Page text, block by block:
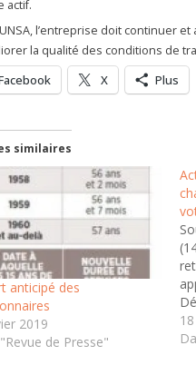
actif.
l’entreprise doit continuer
la qualité des conditions de
X Plus
similaires
anticipé des
2019
de Presse"